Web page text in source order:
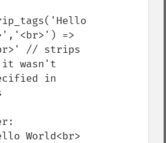
=>
// strips
it wasn't
in
World<br>